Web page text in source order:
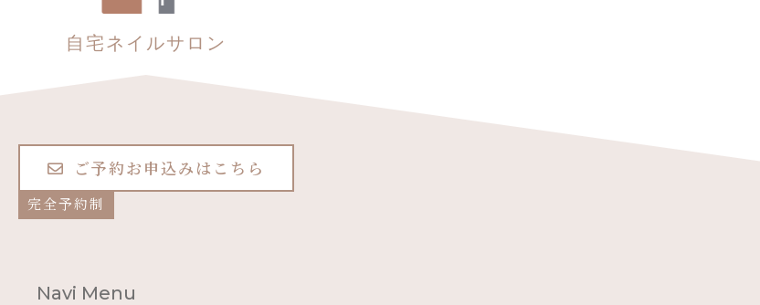
自宅ネイルサロン
ご予約お申込みはこちら
完全予約制
Navi Menu